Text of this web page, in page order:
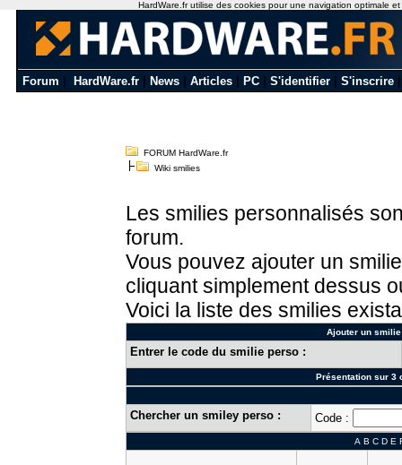
Forum HardWare.fr News Articles PC S'identifier S'inscrire
FORUM HardWare.fr
Wiki smilies
Les smilies personnalisés
forum.
Vous pouvez ajouter un
cliquant simplement dessus
Voici la liste des smilies
Ajouter un
Entrer le code du smilie perso :
Présentation sur 3
Chercher un smiley perso : Code :
A B C D E
HardWare.fr utilise des cookies pour une navigation optimale